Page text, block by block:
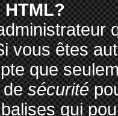
vous êtes
que
desécurité
qui